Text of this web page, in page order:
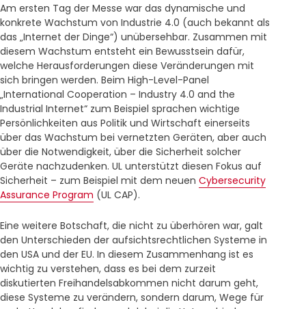
Am ersten Tag der Messe war das dynamische und
konkrete Wachstum von Industrie 4.0 (auch bekannt als
das „Internet der Dinge“) unübersehbar. Zusammen mit
diesem Wachstum entsteht ein Bewusstsein dafür,
welche Herausforderungen diese Veränderungen mit
sich bringen werden. Beim High-Level-Panel
„International Cooperation – Industry 4.0 and the
Industrial Internet“ zum Beispiel sprachen wichtige
Persönlichkeiten aus Politik und Wirtschaft einerseits
über das Wachstum bei vernetzten Geräten, aber auch
über die Notwendigkeit, über die Sicherheit solcher
Geräte nachzudenken. UL unterstützt diesen Fokus auf
Sicherheit – zum Beispiel mit dem neuen Cybersecurity
Assurance Program (UL CAP).
Eine weitere Botschaft, die nicht zu überhören war, galt
den Unterschieden der aufsichtsrechtlichen Systeme in
den USA und der EU. In diesem Zusammenhang ist es
wichtig zu verstehen, dass es bei dem zurzeit
diskutierten Freihandelsabkommen nicht darum geht,
diese Systeme zu verändern, sondern darum, Wege für